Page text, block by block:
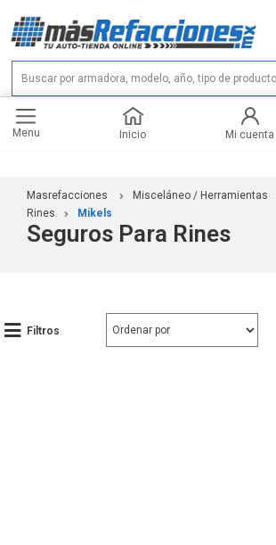
Menu Inicio Mi cuenta
Masrefacciones Misceláneo / Herramientas
Rines
Mikels
Seguros Para Rines
Filtros